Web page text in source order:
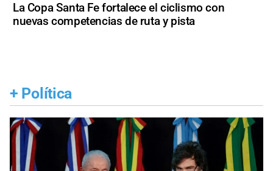
La Copa Santa Fe fortalece el ciclismo con
nuevas competencias de ruta y pista
+ Política